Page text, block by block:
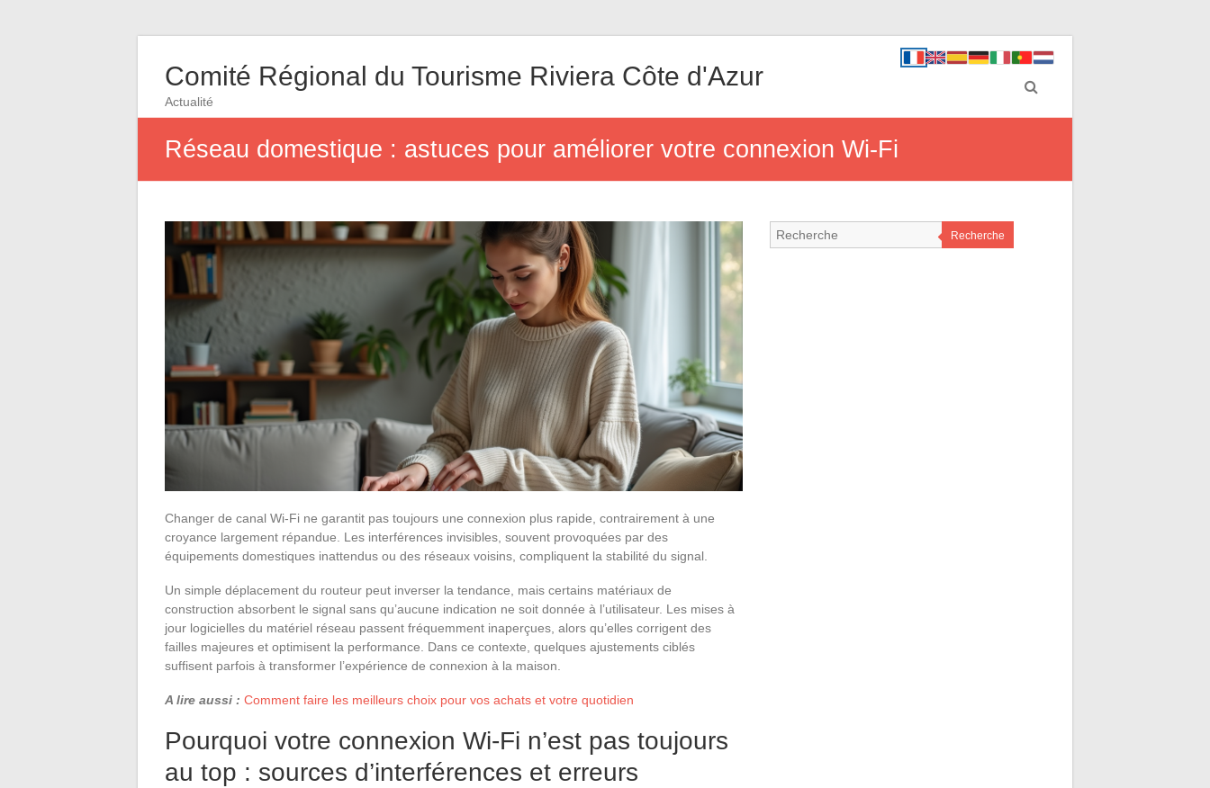
Comité Régional du Tourisme Riviera Côte d'Azur
Actualité
Réseau domestique : astuces pour améliorer votre connexion Wi-Fi
Changer de canal Wi-Fi ne garantit pas toujours une connexion plus rapide, contrairement à une
croyance largement répandue. Les interférences invisibles, souvent provoquées par des
équipements domestiques inattendus ou des réseaux voisins, compliquent la stabilité du signal.
Un simple déplacement du routeur peut inverser la tendance, mais certains matériaux de
construction absorbent le signal sans qu’aucune indication ne soit donnée à l’utilisateur. Les mises à
jour logicielles du matériel réseau passent fréquemment inaperçues, alors qu’elles corrigent des
failles majeures et optimisent la performance. Dans ce contexte, quelques ajustements ciblés
suffisent parfois à transformer l’expérience de connexion à la maison.
A lire aussi : Comment faire les meilleurs choix pour vos achats et votre quotidien
Pourquoi votre connexion Wi-Fi n’est pas toujours
au top : sources d’interférences et erreurs
Recherche